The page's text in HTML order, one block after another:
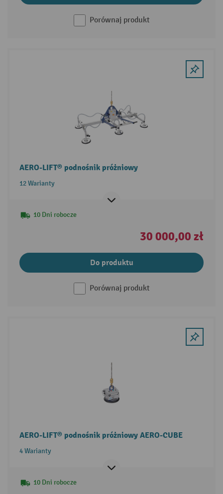
Porównaj produkt
AERO-LIFT® podnośnik próżniowy
12 Warianty
10 Dni robocze
30 000,00 zł
Do produktu
Porównaj produkt
AERO-LIFT® podnośnik próżniowy AERO-CUBE
4 Warianty
10 Dni robocze